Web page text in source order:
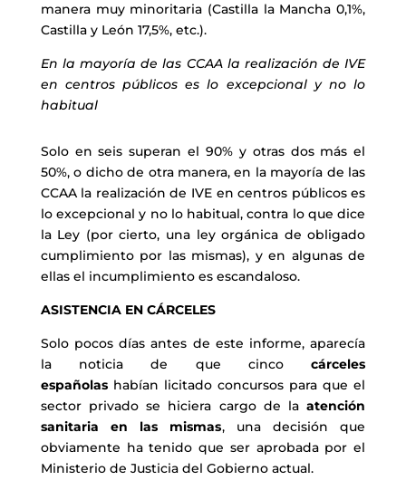
manera muy minoritaria (Castilla la Mancha 0,1%,
Castilla y León 17,5%, etc.).
En la mayoría de las CCAA la realización de IVE
en centros públicos es lo excepcional y no lo
habitual
Solo en seis superan el 90% y otras dos más el
50%, o dicho de otra manera, en la mayoría de las
CCAA la realización de IVE en centros públicos es
lo excepcional y no lo habitual, contra lo que dice
la Ley (por cierto, una ley orgánica de obligado
cumplimiento por las mismas), y en algunas de
ellas el incumplimiento es escandaloso.
ASISTENCIA EN CÁRCELES
Solo pocos días antes de este informe, aparecía
la noticia de que cincocárceles
españolashabían licitado concursos para que el
sector privado se hiciera cargo de la atención
sanitaria en las mismas, una decisión que
obviamente ha tenido que ser aprobada por el
Ministerio de Justicia del Gobierno actual.